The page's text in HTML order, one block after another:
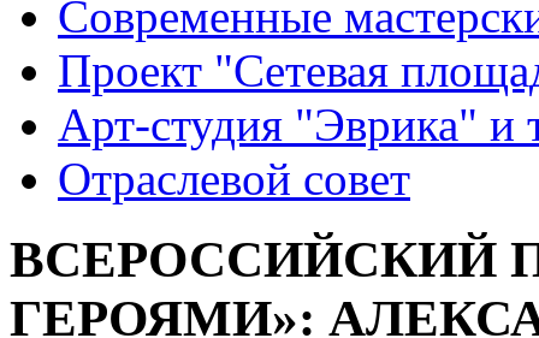
Современные
Проект "Сетевая
Арт-студия "Эврика" и
Отраслевой совет
ВСЕРОССИЙСКИЙ
ГЕРОЯМИ»: